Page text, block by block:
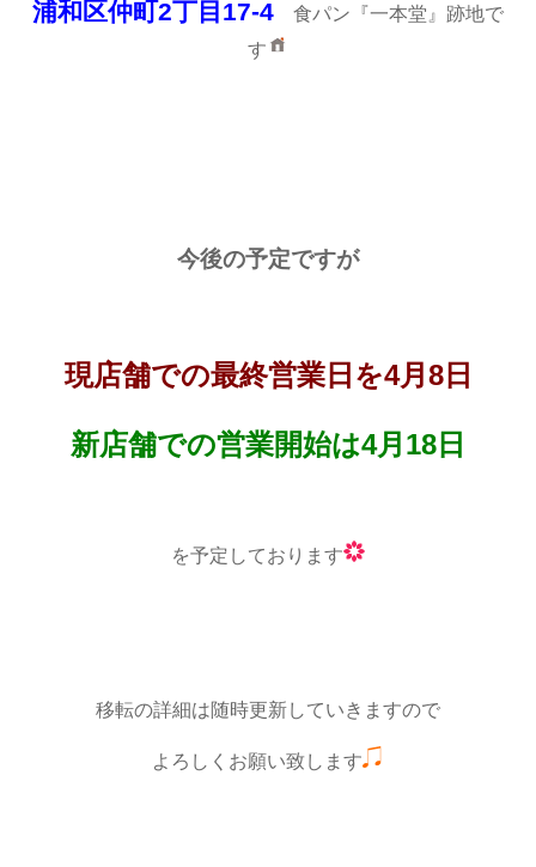
浦和区仲町2丁目17-4 食パン『一本堂』跡地で
す
今後の予定ですが
現店舗での最終営業日を4月8日
新店舗での営業開始は4月18日
を予定しております
移転の詳細は随時更新していきますので
よろしくお願い致します